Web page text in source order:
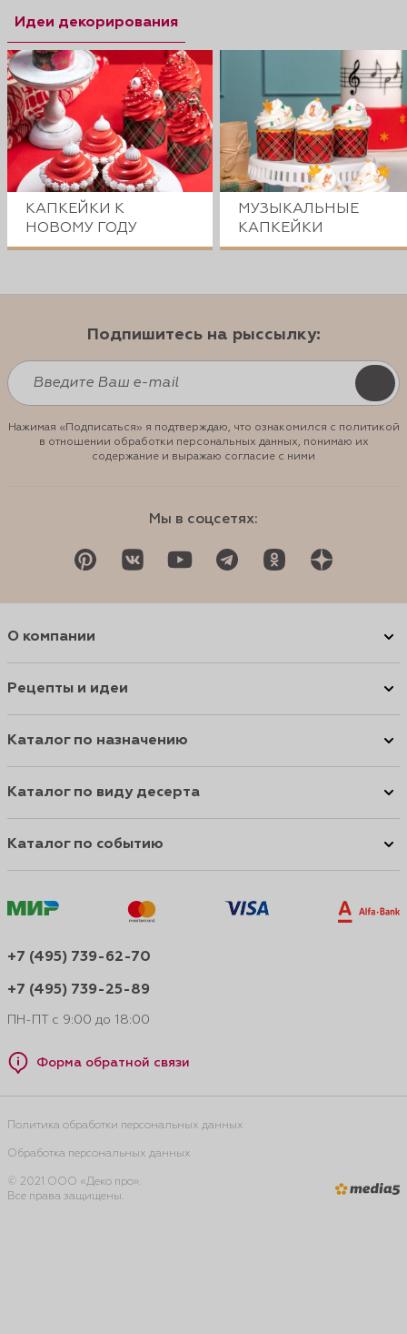
Идеи декорирования
КАПКЕЙКИ К
НОВОМУ ГОДУ
МУЗЫКАЛЬНЫЕ
КАПКЕЙКИ
Подпишитесь на рыссылку:
Нажимая «Подписаться» я подтверждаю, что ознакомился с политикой
в отношении обработки персональных данных, понимаю их
содержание и выражаю согласие с ними
Мы в соцсетях:
О компании
Рецепты и идеи
Каталог по назначению
Каталог по виду десерта
Каталог по событию
+7 (495) 739-62-70
+7 (495) 739-25-89
ПН-ПТ с 9:00 до 18:00
Форма обратной связи
Политика обработки персональных данных
Обработка персональных данных
© 2021 ООО «Деко про».
Все права защищены.